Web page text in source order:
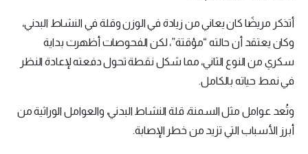
أتذكر مريضًا كان يعاني من زيادة في الوزن وقلة في النشاط البدني،
وكان يعتقد أن حالته “مؤقتة”، لكن الفحوصات أظهرت بداية
سكري من النوع الثاني، مما شكل نقطة تحول دفعته لإعادة النظر
في نمط حياته بالكامل.
وتُعد عوامل مثل السمنة، قلة النشاط البدني، والعوامل الوراثية من
أبرز الأسباب التي تزيد من خطر الإصابة.